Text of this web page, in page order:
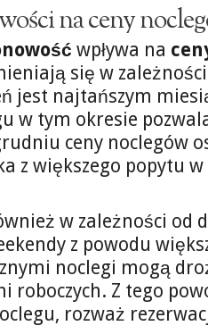
na ceny
wpływa na
się w
jest najtańszym
w tym okresie
ceny noclegów
z większego popytu
w zależności od
z powodu
noclegi mogą
roboczych. Z tego
rozważ